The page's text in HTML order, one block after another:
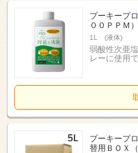
プーキープ
００ＰＰＭ）
1L (液体)
弱酸性次亜
レーに使用
プーキープ
替用ＢＯＸ